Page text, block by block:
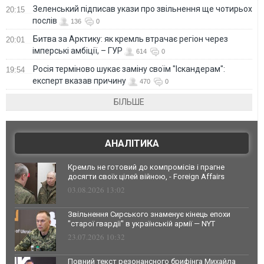
20:15
Зеленський підписав укази про звільнення ще чотирьох
послів
136 0
20:01
Битва за Арктику: як кремль втрачає регіон через
імперські амбіції, – ГУР
614 0
19:54
Росія терміново шукає заміну своїм "Іскандерам":
експерт вказав причину
470 0
БІЛЬШЕ
АНАЛІТИКА
Кремль не готовий до компромісів і прагне
досягти своїх цілей війною, - Foreign Affairs
03.08.2026 13:02
Звільнення Сирського знаменує кінець епохи
"старої гвардії" в українській армії — NYT
23.07.2026 10:32
Повний текст резонансного брифінга Михайла